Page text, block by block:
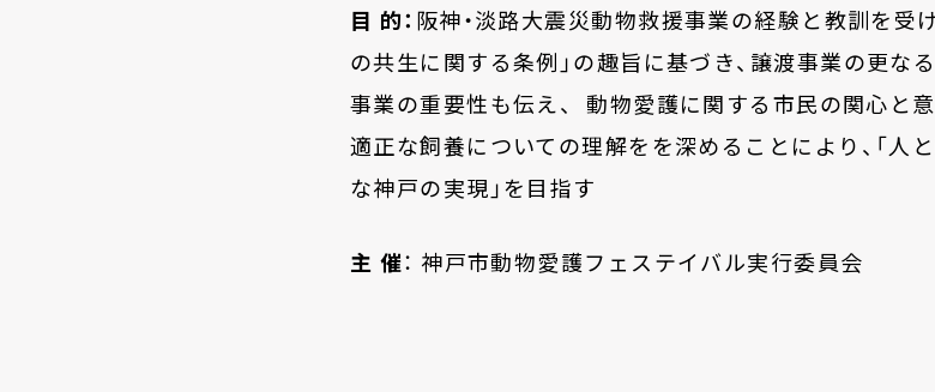
目 的： 阪神・淡路大震災動物救援事業の経験と教訓を受
の共生に関する条例」の趣旨に基づき、譲渡事業の更な
事業の重要性も伝え、
動物愛護に関する市民の関心と
適正な飼養についての理解をを深めることにより、 「人
な神戸の実現」を目指す
主 催： 神戸市動物愛護フェステイバル実行委員会